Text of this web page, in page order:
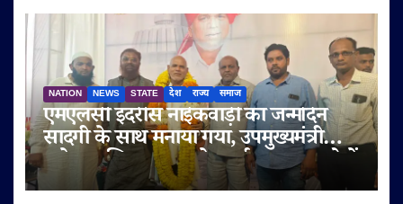
NATION NEWS STATE देश राज्य समाज
एमएलसी इदरीस नाईकवाड़ी का जन्मदिन
सादगी के साथ मनाया गया, उपमुख्यमंत्री
सुनेत्रा अजित पवार समेत कई गणमान्य लोगों
ने दी शुभकामनाएं